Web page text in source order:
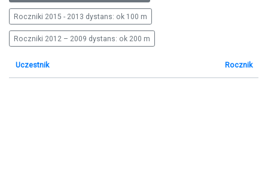
Roczniki 2015 - 2013 dystans: ok 100 m
Roczniki 2012 – 2009 dystans: ok 200 m
Uczestnik Rocznik